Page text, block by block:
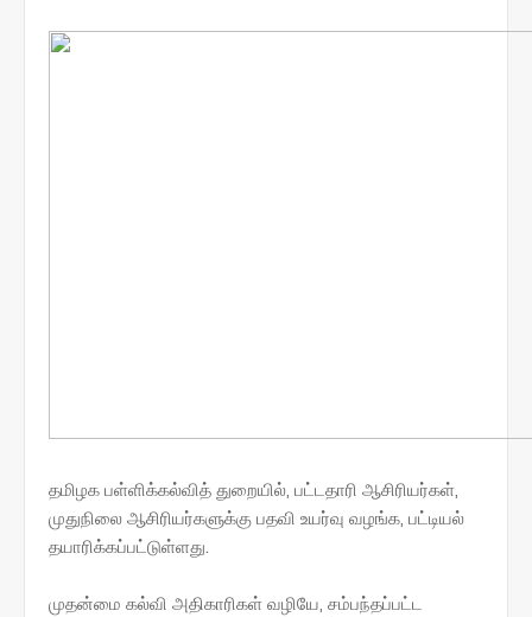
தமிழக பள்ளிக்கல்வித் துறையில், பட்டதாரி ஆசிரியர்கள்,
முதுநிலை ஆசிரியர்களுக்கு பதவி உயர்வு வழங்க, பட்டியல்
தயாரிக்கப்பட்டுள்ளது.
முதன்மை கல்வி அதிகாரிகள் வழியே, சம்பந்தப்பட்ட